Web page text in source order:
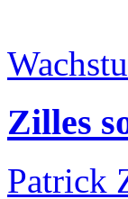
Zilles
Patrick